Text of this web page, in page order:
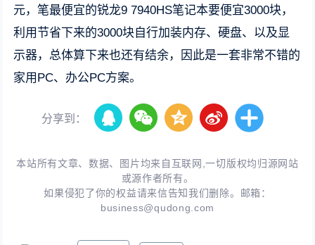
元，笔最便宜的锐龙9 7940HS笔记本要便宜3000块，
利用节省下来的3000块自行加装内存、硬盘、以及显
示器，总体算下来也还有结余，因此是一套非常不错的
家用PC、办公PC方案。
分享到：
本站所有文章、数据、图片均来自互联网,一切版权均归源网站
或源作者所有。
如果侵犯了你的权益请来信告知我们删除。邮箱：
business@qudong.com